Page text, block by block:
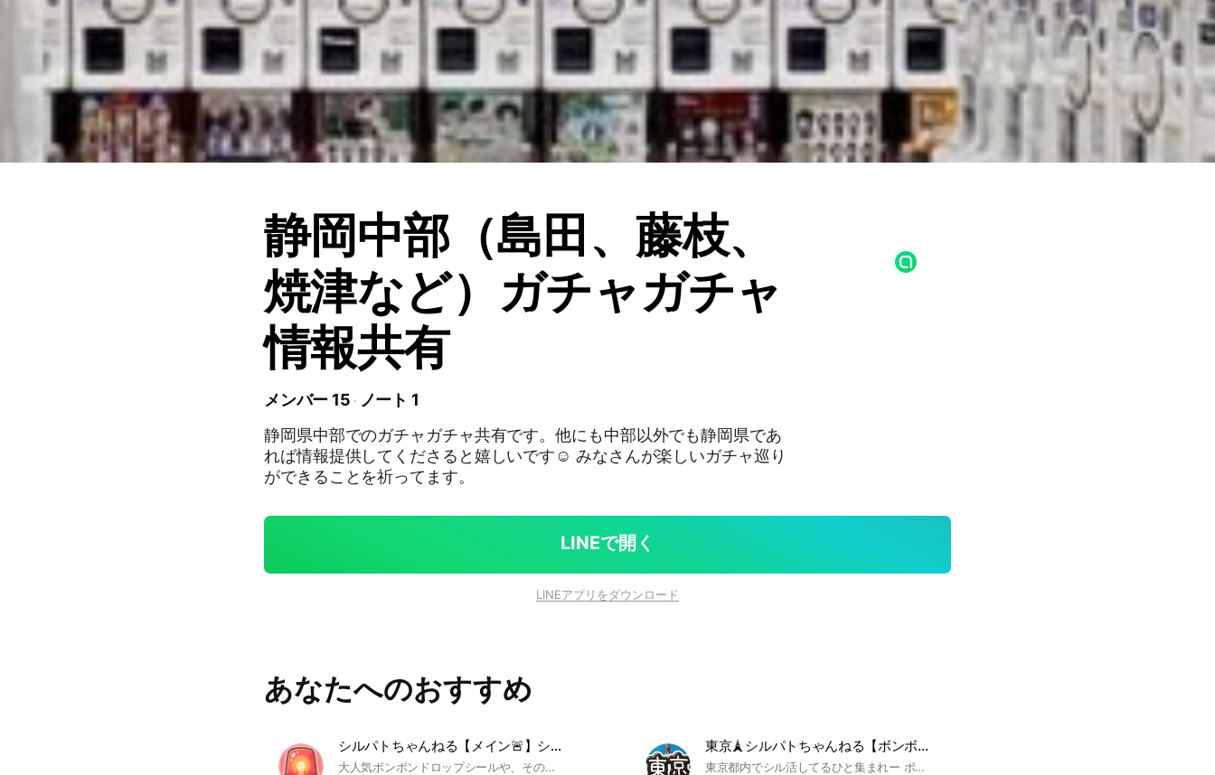
静岡中部（島田、藤枝、
焼津など）ガチャガチャ
情報共有
メンバー 15
ノート 1
静岡県中部でのガチャガチャ共有です。他にも中部以外でも静岡県であ
れば情報提供してくださると嬉しいです☺️ みなさんが楽しいガチャ巡り
ができることを祈ってます。
LINEで開く
LINEアプリをダウンロード
あなたへのおすすめ
シルパトちゃんねる【メイン🚨】シール情報交換 再入荷共有【シル活】抽選販売
大人気ボンボンドロップシールや、その他の人気シールの入荷情報、在庫状況を共有しましょう🙏抽選販売ももちろん有益🙆‍♀️
東京🗼シルパトちゃんねる【ボンボンドロップシール情報】
東京都内でシル活してるひと集まれー ボンドロ ボンボンドロップシール シルパト シル活 シール帳